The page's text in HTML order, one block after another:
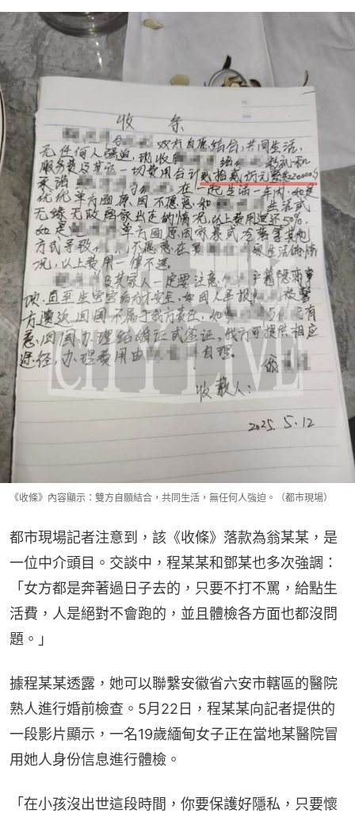
《收條》內容顯示：雙方自願結合，共同生活，無任何人強迫。（都市現場）
都市現場記者注意到，該《收條》落款為翁某某，是
一位中介頭目。交談中，程某某和鄧某也多次強調：
「女方都是奔著過日子去的，只要不打不罵，給點生
活費，人是絕對不會跑的，並且體檢各方面也都沒問
題。」
據程某某透露，她可以聯繫安徽省六安市轄區的醫院
熟人進行婚前檢查。5月22日，程某某向記者提供的
一段影片顯示，一名19歲緬甸女子正在當地某醫院冒
用她人身份信息進行體檢。
「在小孩沒出世這段時間，你要保護好隱私，只要懷